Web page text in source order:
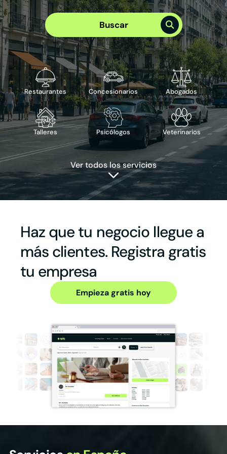
Buscar
Restaurantes Concesionarios Abogados
Talleres Psicólogos Veterinarios
Ver todos los servicios
Haz que tu negocio llegue a
más clientes. Registra gratis
tu empresa
Empieza gratis hoy
Te puede interesar
Reserva de cita ›
Reserva de mesa›
Publicidad en Google›
ChatBot IA›
Plan Visibilidad >
Plan Integral >